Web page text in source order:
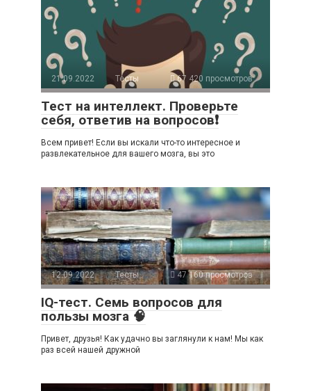
21.09.2022 Тесты 67 420 просмотров
Тест на интеллект. Проверьте
себя, ответив на вопросов❗
Всем привет! Если вы искали что-то интересное и
развлекательное для вашего мозга, вы это
12.09.2022 Тесты 47 160 просмотров
IQ-тест. Семь вопросов для
пользы мозга 🧠
Привет, друзья! Как удачно вы заглянули к нам! Мы как
раз всей нашей дружной